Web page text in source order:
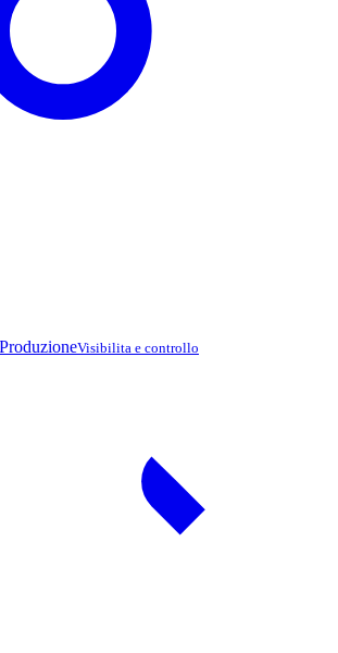
Visibilita e controllo